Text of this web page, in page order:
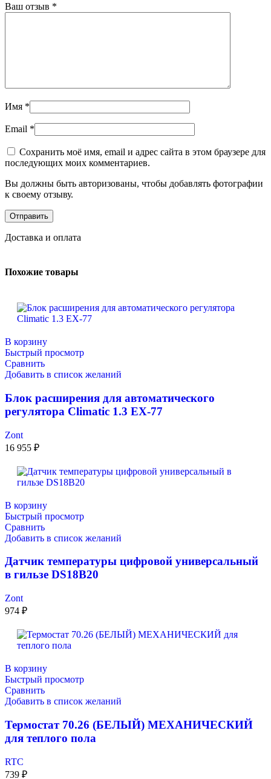
Ваш отзыв *
Имя *
Email *
Сохранить моё имя, email и адрес сайта в этом браузере для
последующих моих комментариев.
Вы должны быть авторизованы, чтобы добавлять фотографии
к своему отзыву.
Доставка и оплата
Похожие товары
В корзину
Быстрый просмотр
Сравнить
Добавить в список желаний
Блок расширения для автоматического
регулятора Climatic 1.3 EX-77
Zont
16 955 ₽
В корзину
Быстрый просмотр
Сравнить
Добавить в список желаний
Датчик температуры цифровой универсальный
в гильзе DS18B20
Zont
974 ₽
В корзину
Быстрый просмотр
Сравнить
Добавить в список желаний
Термостат 70.26 (БЕЛЫЙ) МЕХАНИЧЕСКИЙ
для теплого пола
RTC
739 ₽